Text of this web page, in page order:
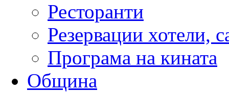
Ресторанти
Резервации хотели,
Програма на кината
Община